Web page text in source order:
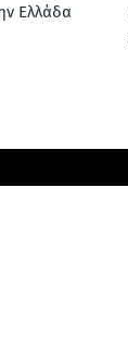
Ελλάδα